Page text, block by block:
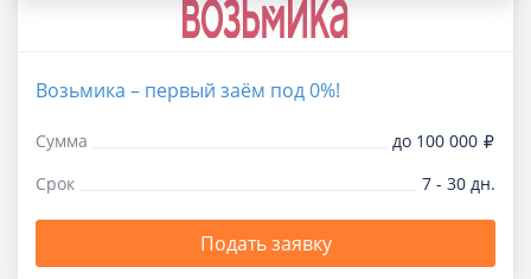
Возьмика – первый заём под 0%!
Сумма
до 100 000
Срок
7 - 30 дн.
Подать заявку